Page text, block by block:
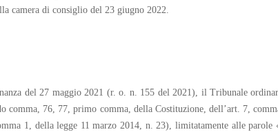
camera di consiglio del 23 giugno 2022.
del 27 maggio 2021 (r. o. n. 155 del 2021), il Tribunale
comma, 76, 77, primo comma, della Costituzione, dell’art. 7,
1, della legge 11 marzo 2014, n. 23), limitatamente alle